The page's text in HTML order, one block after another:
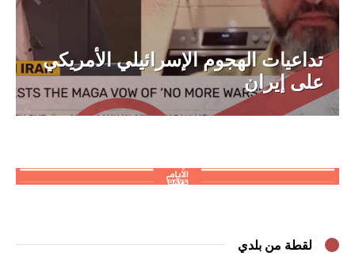
تداعيات الهجوم الإسرائيلي الأمريكي
على إيران
لقطة من بلدي